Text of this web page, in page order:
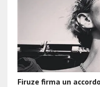
Firuze firma un